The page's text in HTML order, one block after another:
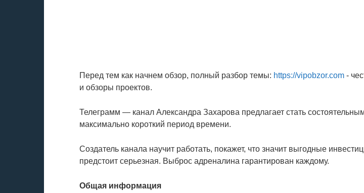
Перед тем как начнем обзор, полный разбор темы: https://vipobzor.com -
и обзоры проектов.
Телеграмм — канал Александра Захарова предлагает стать
максимально короткий период времени.
Создатель канала научит работать, покажет, что значит выгодные
предстоит серьезная. Выброс адреналина гарантирован каждому.
Общая информация